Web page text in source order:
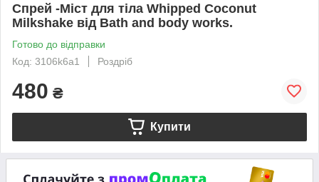
Спрей -Міст для тіла Whipped Coconut
Milkshake від Bath and body works.
Готово до відправки
Код: 3106k6a1
Роздріб
480 ₴
Купити